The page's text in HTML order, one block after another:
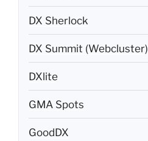
DX Sherlock
DX Summit (Webcluster)
DXlite
GMA Spots
GoodDX